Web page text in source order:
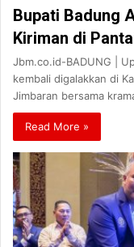
Bupati Badung
Kiriman di
Jbm.co.id-BADUNG |
kembali digalakkan di
Jimbaran bersama
Read More »